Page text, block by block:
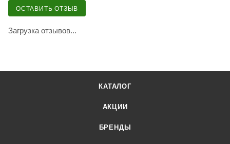
ОСТАВИТЬ ОТЗЫВ
Загрузка отзывов...
КАТАЛОГ
АКЦИИ
БРЕНДЫ